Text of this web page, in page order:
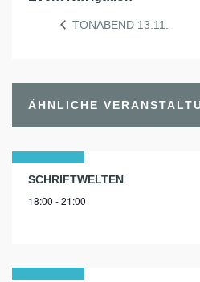
TONABEND 13.11.
ÄHNLICHE
25
aug.
SCHRIFTWELTEN
18:00 - 21:00